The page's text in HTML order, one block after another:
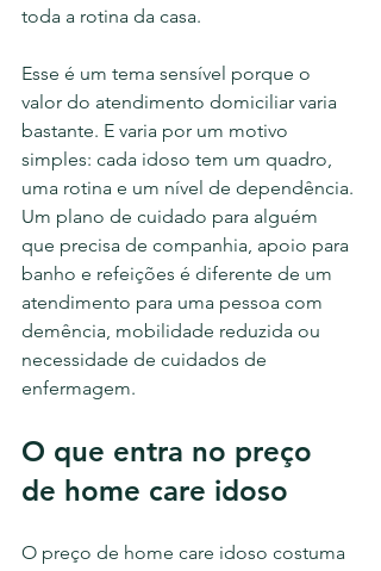
toda a rotina da casa.
Esse é um tema sensível porque o
valor do atendimento domiciliar varia
bastante. E varia por um motivo
simples: cada idoso tem um quadro,
uma rotina e um nível de dependência.
Um plano de cuidado para alguém
que precisa de companhia, apoio para
banho e refeições é diferente de um
atendimento para uma pessoa com
demência, mobilidade reduzida ou
necessidade de cuidados de
enfermagem.
O que entra no preço
de home care idoso
O preço de home care idoso costuma